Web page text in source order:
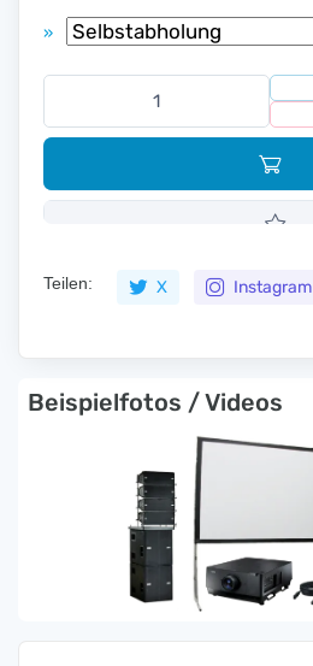
»
Teilen: X Instagram
Beispielfotos / Videos